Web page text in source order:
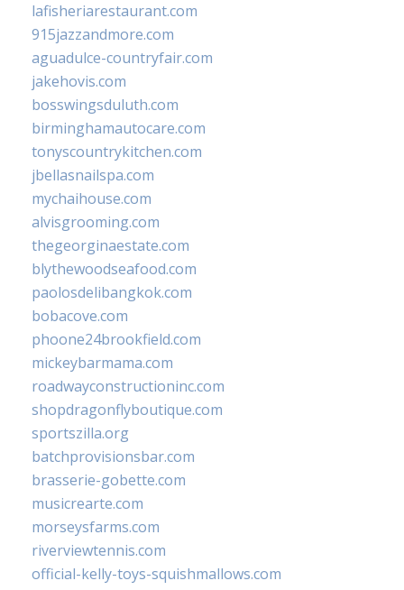
lafisheriarestaurant.com
915jazzandmore.com
aguadulce-countryfair.com
jakehovis.com
bosswingsduluth.com
birminghamautocare.com
tonyscountrykitchen.com
jbellasnailspa.com
mychaihouse.com
alvisgrooming.com
thegeorginaestate.com
blythewoodseafood.com
paolosdelibangkok.com
bobacove.com
phoone24brookfield.com
mickeybarmama.com
roadwayconstructioninc.com
shopdragonflyboutique.com
sportszilla.org
batchprovisionsbar.com
brasserie-gobette.com
musicrearte.com
morseysfarms.com
riverviewtennis.com
official-kelly-toys-squishmallows.com